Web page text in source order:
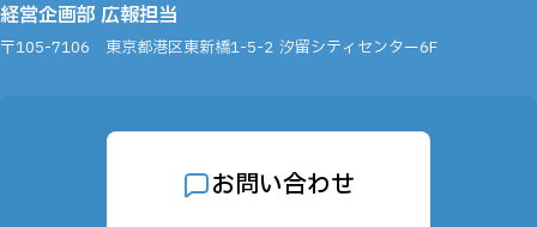
経営企画部 広報担当
〒105-7106 東京都港区東新橋1-5-2 汐留シティセンター6F
お問い合わせ